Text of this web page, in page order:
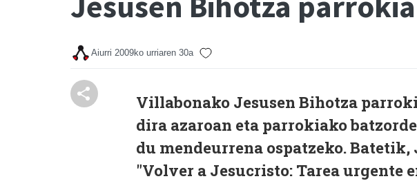
Aiurri 2009ko urriaren 30a
Villabonako Jesusen Bihotza
dira azaroan eta parrokiako
du mendeurrena ospatzeko.
"Volver a Jesucristo: Tarea urgente